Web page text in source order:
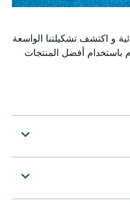
و اكتشف تشكيلتنا الواسعة
باستخدام أفضل المنتجات